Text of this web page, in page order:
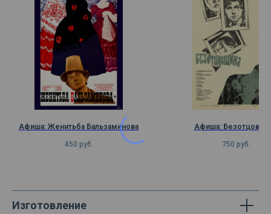
Афиша: Женитьба Бальзаминова
450 руб.
Афиша:
750 руб.
Изготовление